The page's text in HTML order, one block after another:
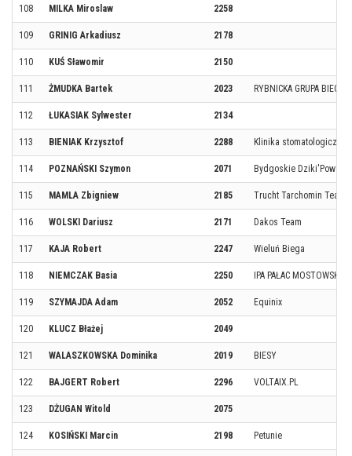
108 MILKA Miroslaw 2258
109 GRINIG Arkadiusz 2178
110 KUŚ Sławomir 2150
111 ŻMUDKA Bartek 2023 RYBNICKA GRUPA
112 ŁUKASIAK Sylwester 2134
113 BIENIAK Krzysztof 2288 Klinika stomatologiczna
114 POZNAŃSKI Szymon 2071 Bydgoskie
115 MAMLA Zbigniew 2185 Trucht Tarchomin Team
116 WOLSKI Dariusz 2171 Dakos Team
117 KAJA Robert 2247 Wieluń Biega
118 NIEMCZAK Basia 2250 IPA PAŁAC
119 SZYMAJDA Adam 2052 Equinix
120 KLUCZ Błażej 2049
121 WALASZKOWSKA Dominika 2019 BIESY
122 BAJGERT Robert 2296 VOLTAIX.PL
123 DŻUGAN Witold 2075
124 KOSIŃSKI Marcin 2198 Petunie